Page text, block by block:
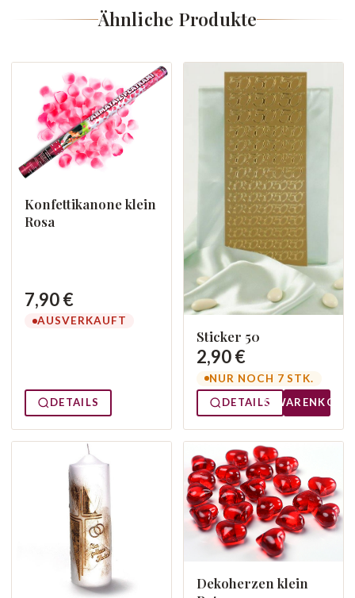
Ähnliche Produkte
Konfettikanone klein
Rosa
7,90 €
AUSVERKAUFT
DETAILS
Sticker 50
2,90 €
NUR NOCH 7 STK.
DETAILS
WARENKORB
Dekoherzen klein